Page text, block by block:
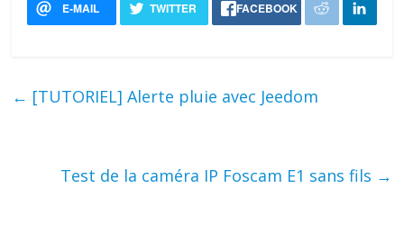
← [TUTORIEL] Alerte pluie avec Jeedom
Test de la caméra IP Foscam E1 sans fils →